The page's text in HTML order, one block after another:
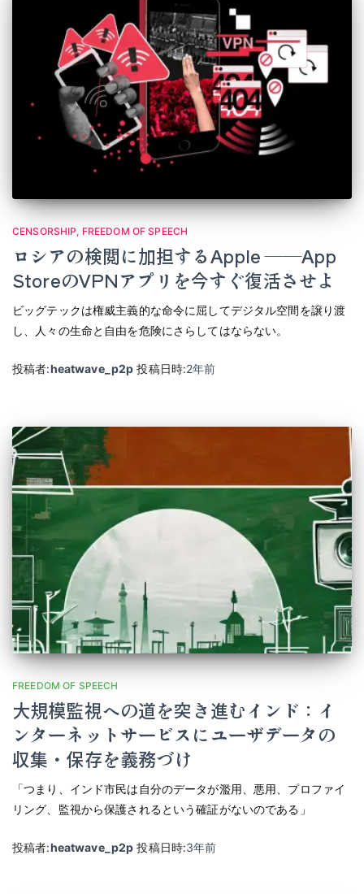
CENSORSHIP FREEDOM OF SPEECH
ロシアの検閲に加担するApple ――App
StoreのVPNアプリを今すぐ復活させよ
ビッグテックは権威主義的な命令に屈してデジタル空間を譲り渡
し、人々の生命と自由を危険にさらしてはならない。
投稿者:heatwave_p2p 投稿日時:2年前
FREEDOM OF SPEECH
大規模監視への道を突き進むインド：イ
ンターネットサービスにユーザデータの
収集・保存を義務づけ
「つまり、インド市民は自分のデータが濫用、悪用、プロファイ
リング、監視から保護されるという確証がないのである」
投稿者:heatwave_p2p 投稿日時:3年前